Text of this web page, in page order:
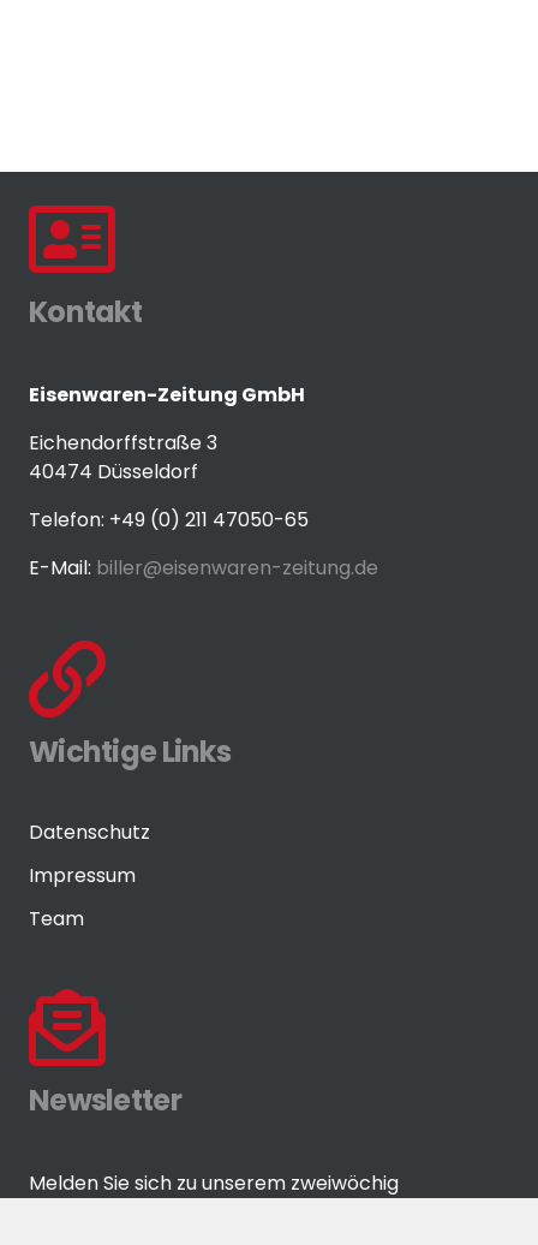
Kontakt
Eisenwaren-Zeitung GmbH
Eichendorffstraße 3
40474 Düsseldorf
Telefon: +49 (0) 211 47050-65
E-Mail: biller@eisenwaren-zeitung.de
Wichtige Links
Datenschutz
Impressum
Team
Newsletter
Melden Sie sich zu unserem zweiwöchig